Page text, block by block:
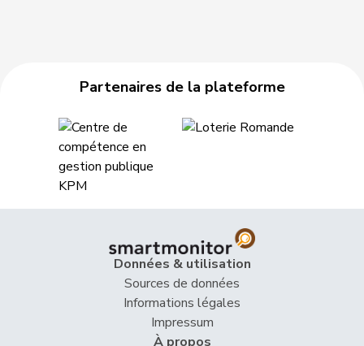
Partenaires de la plateforme
Données & utilisation
Sources de données
Informations légales
Impressum
À propos